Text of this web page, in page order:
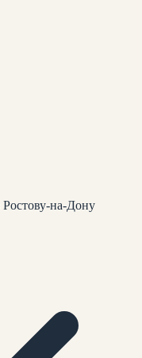
Ростову-на-Дону